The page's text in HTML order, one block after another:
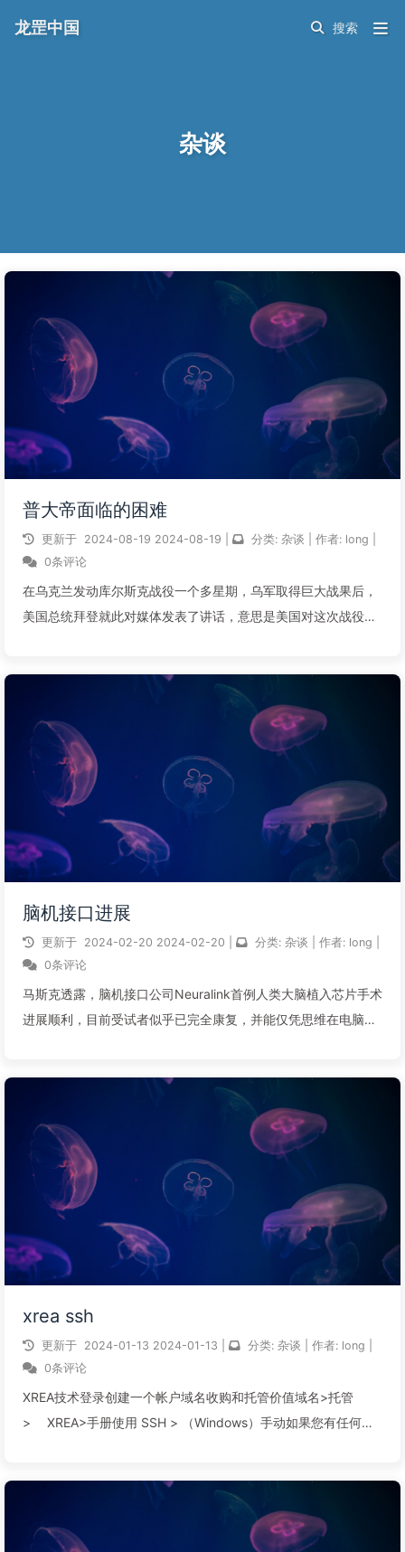
杂谈
龙罡中国
普大帝面临的困难
更新于 2024-08-19 2024-08-19 分类: 杂谈 作者: long
0条评论
在乌克兰发动库尔斯克战役一个多星期，乌军取得巨大战果后，
美国总统拜登就此对媒体发表了讲话，意思是美国对这次战役一
阅读全文...
脑机接口进展
更新于 2024-02-20 2024-02-20 分类: 杂谈 作者: long
0条评论
马斯克透露，脑机接口公司Neuralink首例人类大脑植入芯片手术
进展顺利，目前受试者似乎已完全康复，并能仅凭思维在电脑屏
xrea ssh
更新于 2024-01-13 2024-01-13 分类: 杂谈 作者: long
0条评论
XREA技术登录创建一个帐户域名收购和托管价值域名>托管
> XREA>手册使用 SSH > （Windows）手动如果您有任何问
阅读全文...